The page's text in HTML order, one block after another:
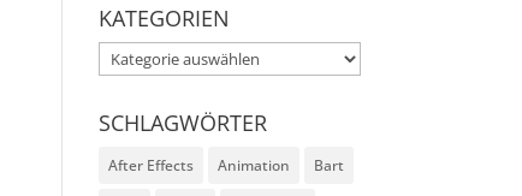
KATEGORIEN
Kategorien
SCHLAGWÖRTER
After Effects Animation Bart